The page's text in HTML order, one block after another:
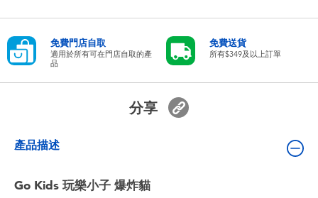
電池
免費門店自取
適用於所有可在門店自取的產
品
免費送貨
所有$349及以上訂單
分享
產品描述
Go Kids 玩樂小子 爆炸貓